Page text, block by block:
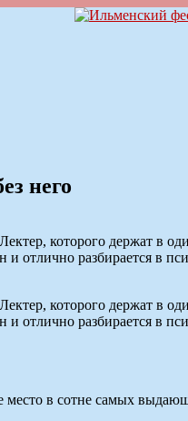
него
которого держат в
отлично разбирается в
которого держат в
отлично разбирается в
в сотне самых